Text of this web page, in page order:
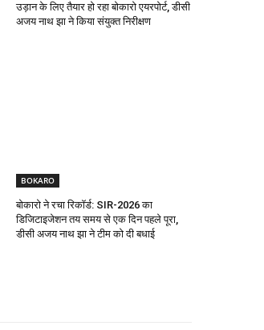
उड़ान के लिए तैयार हो रहा बोकारो एयरपोर्ट, डीसी
अजय नाथ झा ने किया संयुक्त निरीक्षण
BOKARO
बोकारो ने रचा रिकॉर्ड: SIR-2026 का
डिजिटाइजेशन तय समय से एक दिन पहले पूरा,
डीसी अजय नाथ झा ने टीम को दी बधाई